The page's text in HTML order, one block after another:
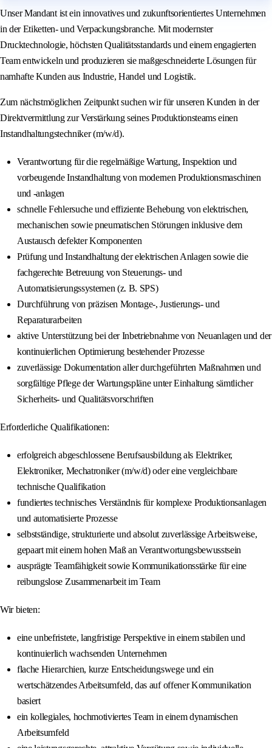
Unser Mandant ist ein innovatives und zukunftsorientiertes Unternehmen
in der Etiketten- und Verpackungsbranche. Mit modernster
Drucktechnologie, höchsten Qualitätsstandards und einem engagierten
Team entwickeln und produzieren sie maßgeschneiderte Lösungen für
namhafte Kunden aus Industrie, Handel und Logistik.
Zum nächstmöglichen Zeitpunkt suchen wir für unseren Kunden in der
Direktvermittlung zur Verstärkung seines Produktionsteams einen
Instandhaltungstechniker (m/w/d).
Verantwortung für die regelmäßige Wartung, Inspektion und
vorbeugende Instandhaltung von modernen Produktionsmaschinen
und -anlagen
schnelle Fehlersuche und effiziente Behebung von elektrischen,
mechanischen sowie pneumatischen Störungen inklusive dem
Austausch defekter Komponenten
Prüfung und Instandhaltung der elektrischen Anlagen sowie die
fachgerechte Betreuung von Steuerungs- und
Automatisierungssystemen (z. B. SPS)
Durchführung von präzisen Montage-, Justierungs- und
Reparaturarbeiten
aktive Unterstützung bei der Inbetriebnahme von Neuanlagen und der
kontinuierlichen Optimierung bestehender Prozesse
zuverlässige Dokumentation aller durchgeführten Maßnahmen und
sorgfältige Pflege der Wartungspläne unter Einhaltung sämtlicher
Sicherheits- und Qualitätsvorschriften
Erforderliche Qualifikationen:
erfolgreich abgeschlossene Berufsausbildung als Elektriker,
Elektroniker, Mechatroniker (m/w/d) oder eine vergleichbare
technische Qualifikation
fundiertes technisches Verständnis für komplexe Produktionsanlagen
und automatisierte Prozesse
selbstständige, strukturierte und absolut zuverlässige Arbeitsweise,
gepaart mit einem hohen Maß an Verantwortungsbewusstsein
ausprägte Teamfähigkeit sowie Kommunikationsstärke für eine
reibungslose Zusammenarbeit im Team
Wir bieten:
eine unbefristete, langfristige Perspektive in einem stabilen und
kontinuierlich wachsenden Unternehmen
flache Hierarchien, kurze Entscheidungswege und ein
wertschätzendes Arbeitsumfeld, das auf offener Kommunikation
basiert
ein kollegiales, hochmotiviertes Team in einem dynamischen
Arbeitsumfeld